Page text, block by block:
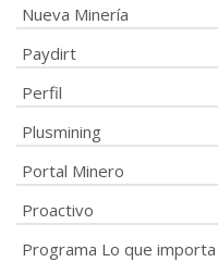
Nueva Minería
Paydirt
Perfil
Plusmining
Portal Minero
Proactivo
Programa Lo que importa